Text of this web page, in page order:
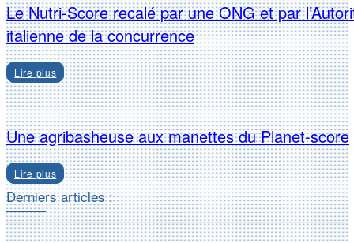
Le Nutri-Score recalé par une ONG et par
italienne de la concurrence
Lire plus
Une agribasheuse aux manettes du Planet-score
Lire plus
Derniers articles :